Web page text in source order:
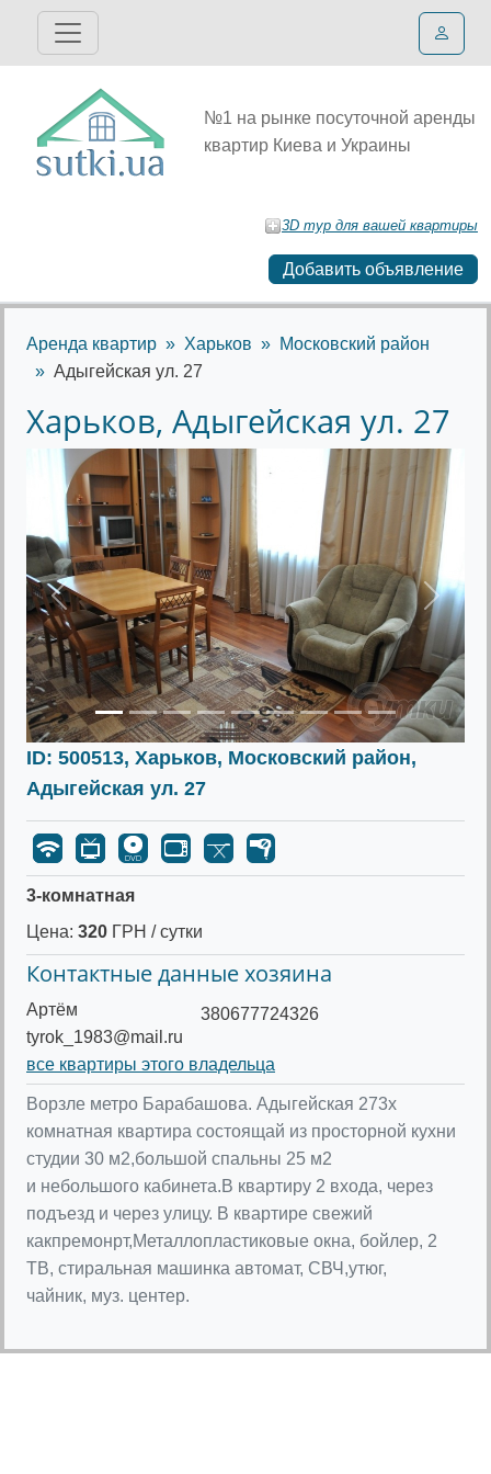
№1 на рынке посуточной аренды
квартир Киева и Украины
3D тур для вашей квартиры
Добавить объявление
Аренда квартир Харьков
Московский район
Адыгейская ул. 27
Харьков, Адыгейская ул. 27
Предыдущее
ID: 500513, Харьков, Московский район,
Адыгейская ул. 27
3-комнатная
Цена: 320 ГРН / сутки
Контактные данные хозяина
Артём
tyrok_1983@mail.ru
380677724326
все квартиры этого владельца
Ворзле метро Барабашова. Адыгейская 273х
комнатная квартира состоящай из просторной кухни
студии 30 м2,большой спальны 25 м2
и небольшого кабинета.В квартиру 2 входа, через
подъезд и через улицу. В квартире свежий
какпремонрт,Металлопластиковые окна, бойлер, 2
ТВ, стиральная машинка автомат, СВЧ,утюг,
чайник, муз. центер.